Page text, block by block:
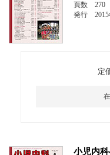
頁数 270
発行 2015
定
小児内科